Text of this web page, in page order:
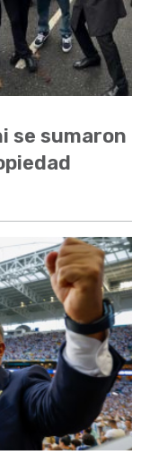
se sumaron